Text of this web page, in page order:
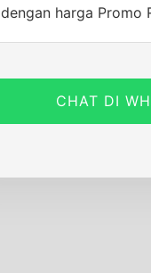
dengan harga Promo
CHAT DI